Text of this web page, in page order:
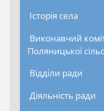
Історія села
Виконавчий
Поляницької
Відділи ради
Діяльність ради